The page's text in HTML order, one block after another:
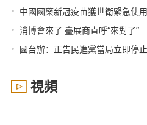
• 中國國藥新冠疫苗獲世衛緊急使
• 消博會來了 臺展商直呼“來對了”
• 國台辦：正告民進黨當局立即停
視頻